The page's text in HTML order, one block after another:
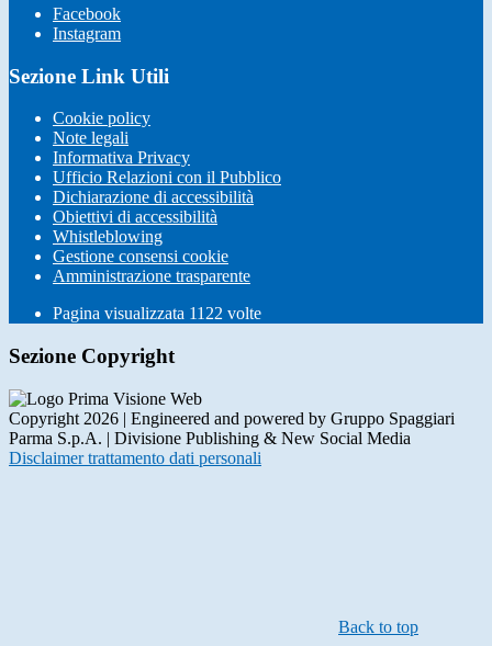
Facebook
Instagram
Sezione Link Utili
Cookie policy
Note legali
Informativa Privacy
Ufficio Relazioni con il Pubblico
Dichiarazione di accessibilità
Obiettivi di accessibilità
Whistleblowing
Gestione consensi cookie
Amministrazione trasparente
Pagina visualizzata 1122 volte
Sezione Copyright
Copyright 2026 | Engineered and powered by Gruppo Spaggiari
Parma S.p.A. | Divisione Publishing & New Social Media
Disclaimer trattamento dati personali
Back to top